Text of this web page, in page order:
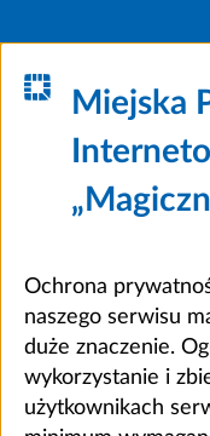
Miejska
Ochrona
naszego serwisu
duże znaczenie.
wykorzystanie i
użytkownikach